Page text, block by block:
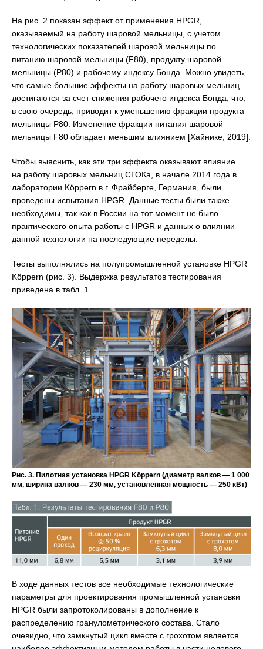
На рис. 2 показан эффект от применения HPGR,
оказываемый на работу шаровой мельницы, с учетом
технологических показателей шаровой мельницы по
питанию шаровой мельницы (F80), продукту шаровой
мельницы (P80) и рабочему индексу Бонда. Можно увидеть,
что самые большие эффекты на работу шаровых мельниц
достигаются за счет снижения рабочего индекса Бонда, что,
в свою очередь, приводит к уменьшению фракции продукта
мельницы P80. Изменение фракции питания шаровой
мельницы F80 обладает меньшим влиянием [Хайнике, 2019].
Чтобы выяснить, как эти три эффекта оказывают влияние
на работу шаровых мельниц СГОКа, в начале 2014 года в
лаборатории Köppern в г. Фрайберге, Германия, были
проведены испытания HPGR. Данные тесты были также
необходимы, так как в России на тот момент не было
практического опыта работы с HPGR и данных о влиянии
данной технологии на последующие переделы.
Тесты выполнялись на полупромышленной установке HPGR
Köppern (рис. 3). Выдержка результатов тестирования
приведена в табл. 1.
Рис. 3. Пилотная установка HPGR Köppern (диаметр валков — 1 000
мм, ширина валков — 230 мм, установленная мощность — 250 кВт)
В ходе данных тестов все необходимые технологические
параметры для проектирования промышленной установки
HPGR были запротоколированы в дополнение к
распределению гранулометрического состава. Стало
очевидно, что замкнутый цикл вместе с грохотом является